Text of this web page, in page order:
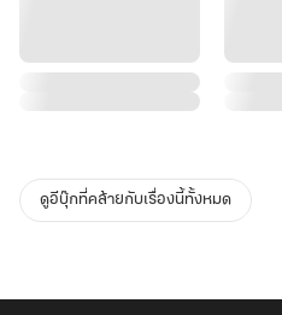
ดูอีบุ๊กที่คล้ายกับเรื่องนี้ทั้งหมด